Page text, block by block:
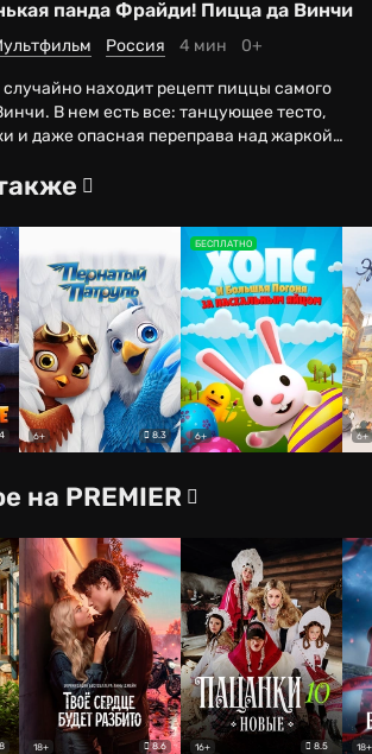
Россия 4 мин 0+
панда Фрайди! Пицца да Винчи
находит рецепт пиццы самого
В нем есть все: танцующее тесто,
и даже опасная переправа над жаркой
отправятся в большое кулинарное
и пройдут все этапы приготовления
шедевра.
6+ 8.3 6+
БЕСПЛАТНО
6+
на PREMIER
18+ 8.6 16+ 8.5 18+